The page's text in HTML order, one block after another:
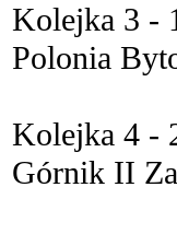
Kolejka 3 -
Polonia
Kolejka 4 -
Górnik II